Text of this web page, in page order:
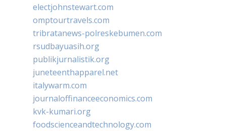
electjohnstewart.com
omptourtravels.com
tribratanews-polreskebumen.com
rsudbayuasih.org
publikjurnalistik.org
juneteenthapparel.net
italywarm.com
journaloffinanceeconomics.com
kvk-kumari.org
foodscienceandtechnology.com